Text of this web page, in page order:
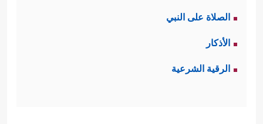
الصلاة على النبي
الأذكار
الرقية الشرعية